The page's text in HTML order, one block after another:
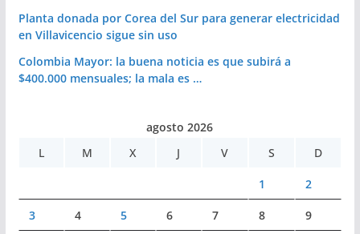
Planta donada por Corea del Sur para generar electricidad
en Villavicencio sigue sin uso
Colombia Mayor: la buena noticia es que subirá a
$400.000 mensuales; la mala es …
agosto 2026
L
M X J V S D
1 2
3 4 5 6 7 8 9